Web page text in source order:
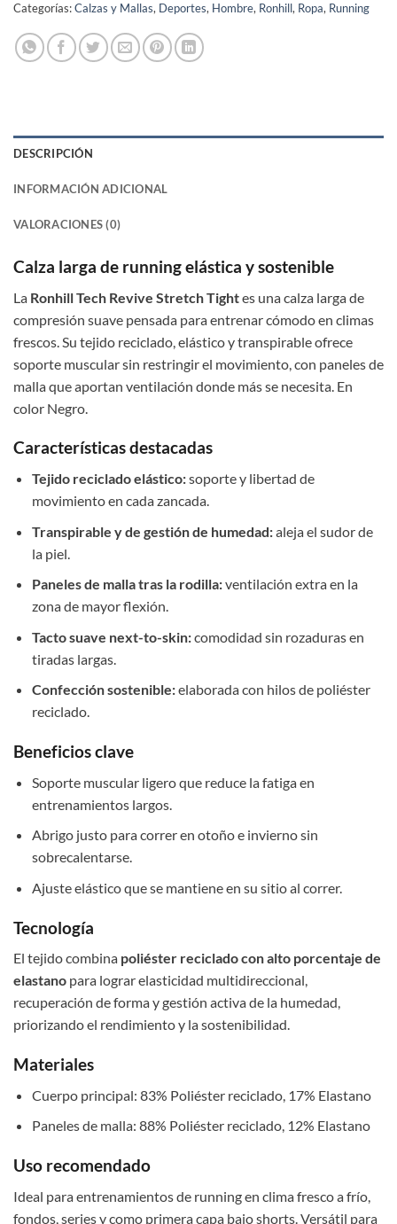
Categorías:Calzas y Mallas, Deportes, Hombre, Ronhill, Ropa, Running
DESCRIPCIÓN
INFORMACIÓN ADICIONAL
VALORACIONES (0)
Calza larga de running elástica y sostenible
La Ronhill Tech Revive Stretch Tightes una calza larga de
compresión suave pensada para entrenar cómodo en climas
frescos. Su tejido reciclado, elástico y transpirable ofrece
soporte muscular sin restringir el movimiento, con paneles de
malla que aportan ventilación donde más se necesita. En
color Negro.
Características destacadas
Tejido reciclado elástico:soporte y libertad de
movimiento en cada zancada.
Transpirable y de gestión de humedad:aleja el sudor de
la piel.
Paneles de malla tras la rodilla:ventilación extra en la
zona de mayor flexión.
Tacto suave next-to-skin:comodidad sin rozaduras en
tiradas largas.
Confección sostenible:elaborada con hilos de poliéster
reciclado.
Beneficios clave
Soporte muscular ligero que reduce la fatiga en
entrenamientos largos.
Abrigo justo para correr en otoño e invierno sin
sobrecalentarse.
Ajuste elástico que se mantiene en su sitio al correr.
Tecnología
El tejido combina poliéster reciclado con alto porcentaje de
elastano para lograr elasticidad multidireccional,
recuperación de forma y gestión activa de la humedad,
priorizando el rendimiento y la sostenibilidad.
Materiales
Cuerpo principal: 83% Poliéster reciclado, 17% Elastano
Paneles de malla: 88% Poliéster reciclado, 12% Elastano
Uso recomendado
Ideal para entrenamientos de running en clima fresco a frío,
fondos, series y como primera capa bajo shorts. Versátil para